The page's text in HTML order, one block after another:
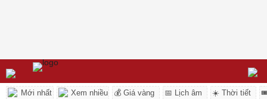
Mới nhất Xem nhiều 💰 Giá vàng 📅 Lịch âm ☀️ Thời tiết